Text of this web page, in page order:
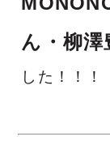
ん・柳澤
した！！！